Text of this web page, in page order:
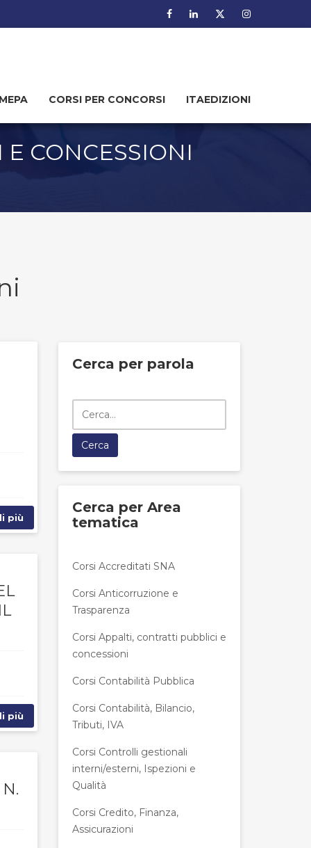
MEPA CORSI PER CONCORSI ITAEDIZIONI
CONCESSIONI
più
più
Cerca per parola
Cerca per Area
tematica
Corsi Accreditati SNA
Corsi Anticorruzione e
Trasparenza
Corsi Appalti, contratti pubblici e
concessioni
Corsi Contabilità Pubblica
Corsi Contabilità, Bilancio,
Tributi, IVA
Corsi Controlli gestionali
interni/esterni, Ispezioni e
Qualità
Corsi Credito, Finanza,
Assicurazioni